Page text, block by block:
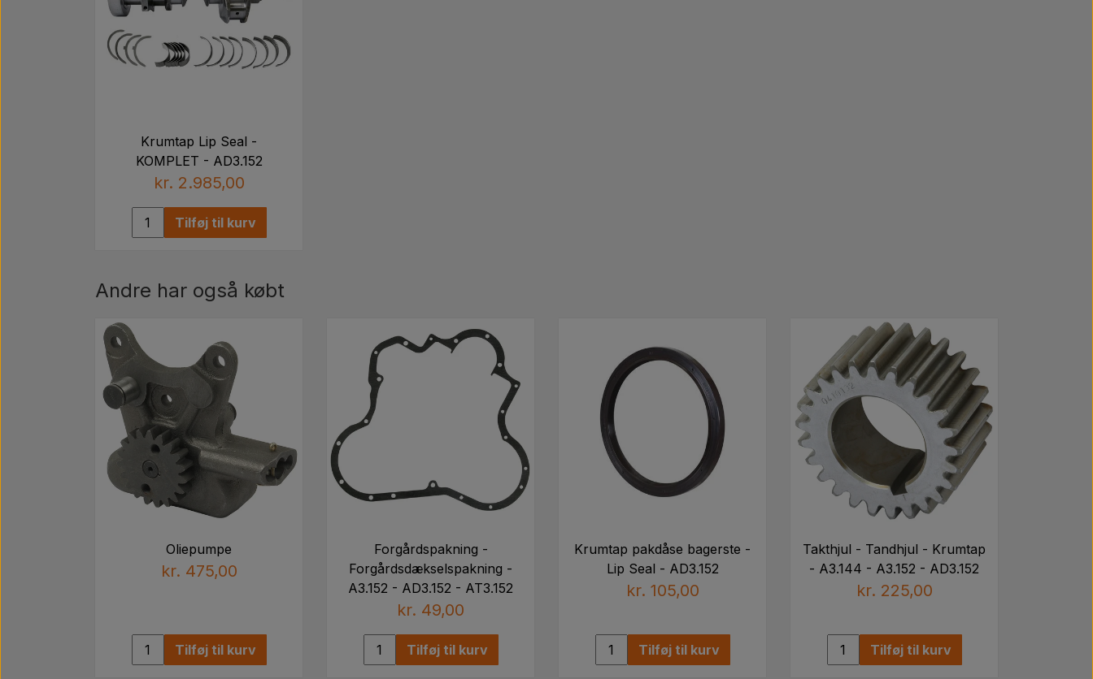
Krumtap Lip Seal -
KOMPLET - AD3.152
kr. 2.985,00
Tilføj til kurv
Andre har også købt
Oliepumpe
kr. 475,00
Tilføj til kurv
Forgårdspakning -
Forgårdsdækselspakning -
A3.152 - AD3.152 - AT3.152
kr. 49,00
Tilføj til kurv
Krumtap pakdåse bagerste -
Lip Seal - AD3.152
kr. 105,00
Tilføj til kurv
Takthjul - Tandhjul - Krumtap
- A3.144 - A3.152 - AD3.152
kr. 225,00
Tilføj til kurv